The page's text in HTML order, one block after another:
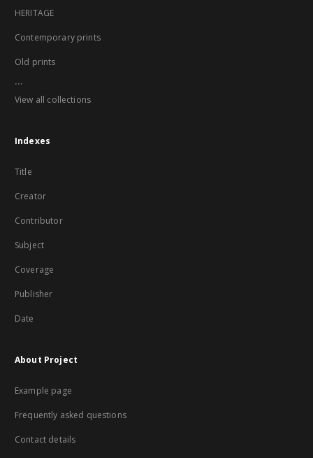
HERITAGE
Contemporary prints
Old prints
...
View all collections
Indexes
Title
Creator
Contributor
Subject
Coverage
Publisher
Date
About Project
Example page
Frequently asked questions
Contact details